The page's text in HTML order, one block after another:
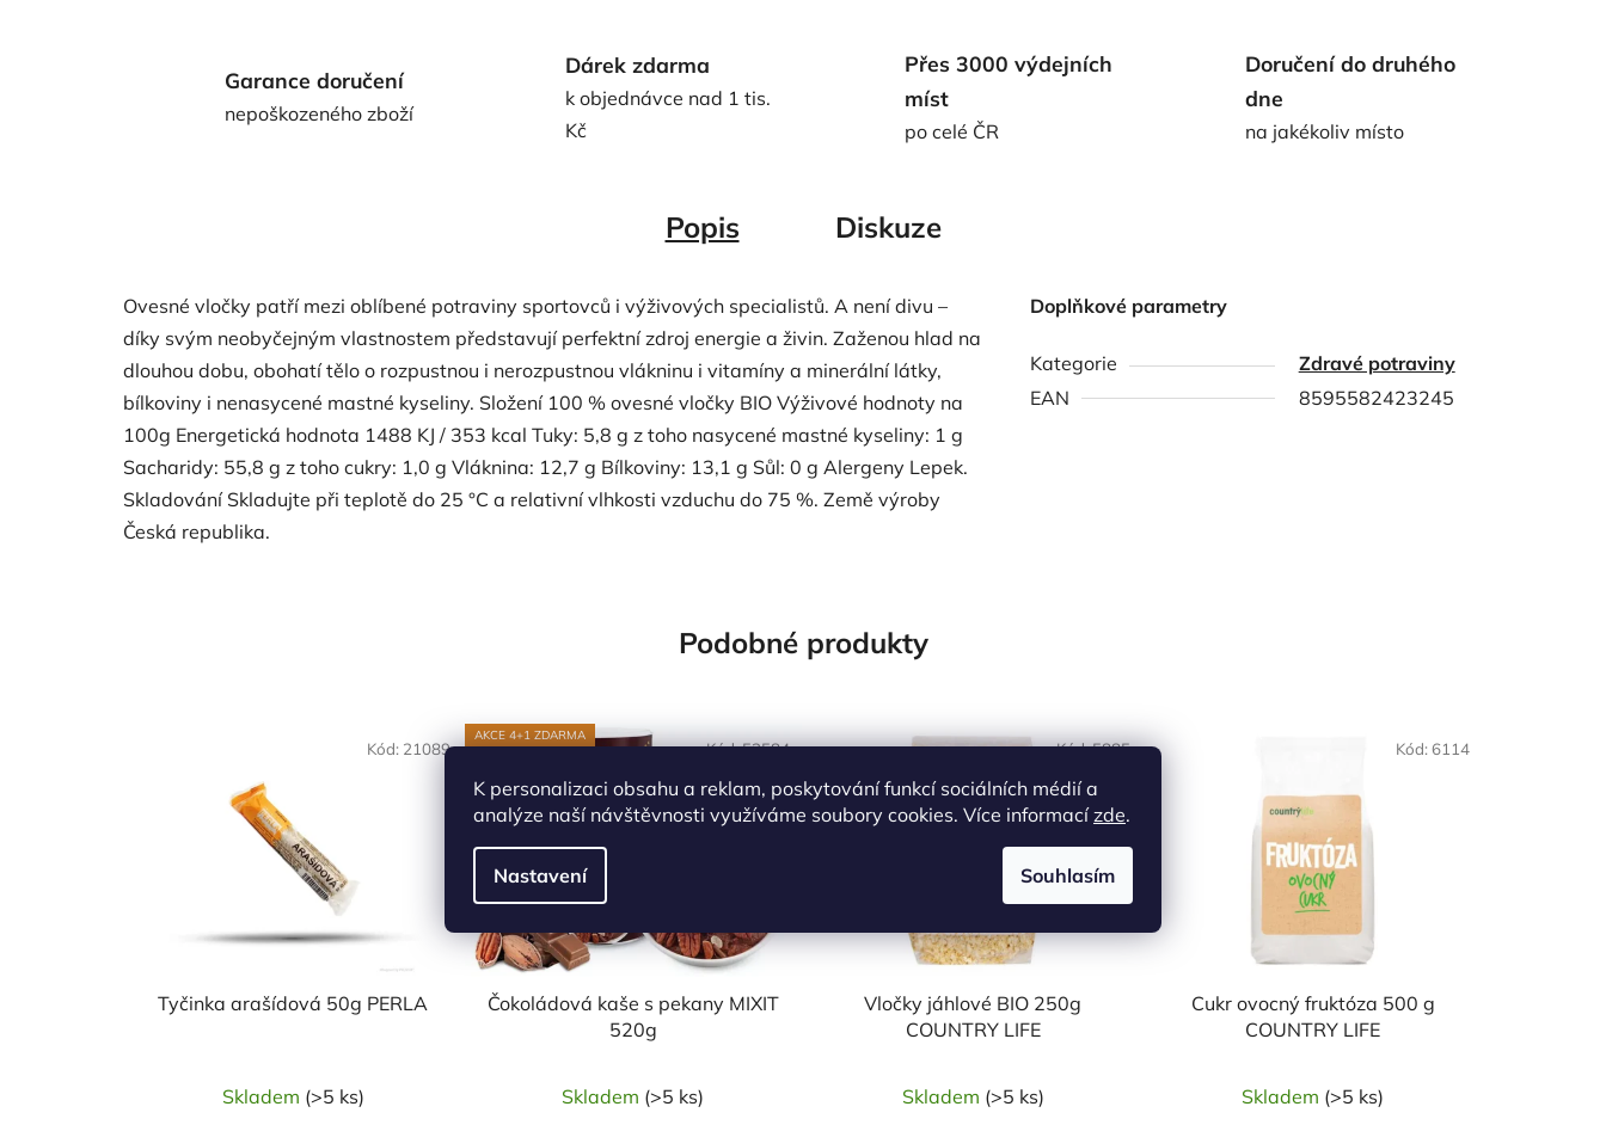
K personalizaci obsahu a reklam, poskytování funkcí sociálních médií a
analýze naší návštěvnosti využíváme soubory cookies. Více informacízde.
Nastavení Souhlasím
Garance doručení
nepoškozeného zboží
Dárek zdarma
k objednávce nad 1 tis.
Kč
Přes 3000 výdejních
míst
po celé ČR
Doručení do druhého
dne
na jakékoliv místo
Popis Diskuze
Ovesné vločky patří mezi oblíbené potraviny sportovců i výživových specialistů. A není divu –
díky svým neobyčejným vlastnostem představují perfektní zdroj energie a živin. Zaženou hlad na
dlouhou dobu, obohatí tělo o rozpustnou i nerozpustnou vlákninu i vitamíny a minerální látky,
bílkoviny i nenasycené mastné kyseliny. Složení 100 % ovesné vločky BIO Výživové hodnoty na
100g Energetická hodnota 1488 KJ / 353 kcal Tuky: 5,8 g z toho nasycené mastné kyseliny: 1 g
Sacharidy: 55,8 g z toho cukry: 1,0 g Vláknina: 12,7 g Bílkoviny: 13,1 g Sůl: 0 g Alergeny Lepek.
Skladování Skladujte při teplotě do 25 °C a relativní vlhkosti vzduchu do 75 %. Země výroby
Česká republika.
Doplňkové parametry
Kategorie
Zdravé potraviny
EAN
8595582423245
Podobné produkty
Tyčinka arašídová 50g PERLA
Skladem (>5 ks)
Kód: 21089
AKCE 4+1 ZDARMA
Čokoládová kaše s pekany MIXIT
520g
Skladem (>5 ks)
Kód:53584
Vločky jáhlové BIO 250g
COUNTRY LIFE
Skladem (>5 ks)
Kód:5885
Cukr ovocný fruktóza 500 g
COUNTRY LIFE
Skladem (>5 ks)
Kód: 6114